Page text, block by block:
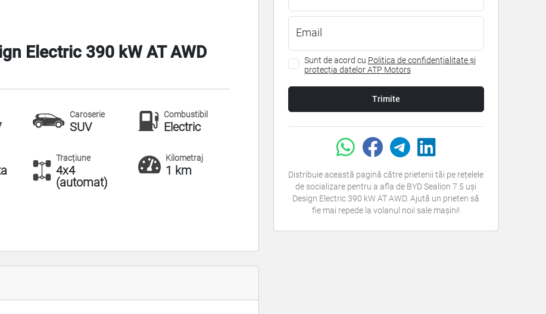
Electric 390 kW AT AWD
Caroserie
SUV
Combustibil
Electric
Tracțiune
4x4
(automat)
Kilometraj
1 km
Email
Sunt de acord cu Politica de confidențialitate și
protecția datelor ATP Motors
Trimite
Distribuie această pagină către prietenii tăi pe rețelele
de socializare pentru a afla de BYD Sealion 7 5 uși
Design Electric 390 kW AT AWD. Ajută un prieten să
fie mai repede la volanul noii sale mașini!